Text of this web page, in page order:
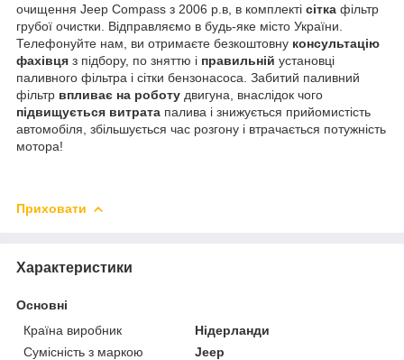
очищення Jeep Compass з 2006 р.в, в комплекті сітка фільтр
грубої очистки. Відправляємо в будь-яке місто України.
Телефонуйте нам, ви отримаєте безкоштовну консультацію
фахівця з підбору, по зняттю і правильній установці
паливного фільтра і сітки бензонасоса. Забитий паливний
фільтр впливає на роботу двигуна, внаслідок чого
підвищується витрата палива і знижується прийомистість
автомобіля, збільшується час розгону і втрачається потужність
мотора!
Приховати
Характеристики
Основні
Країна виробник
Нідерланди
Сумісність з маркою
Jeep